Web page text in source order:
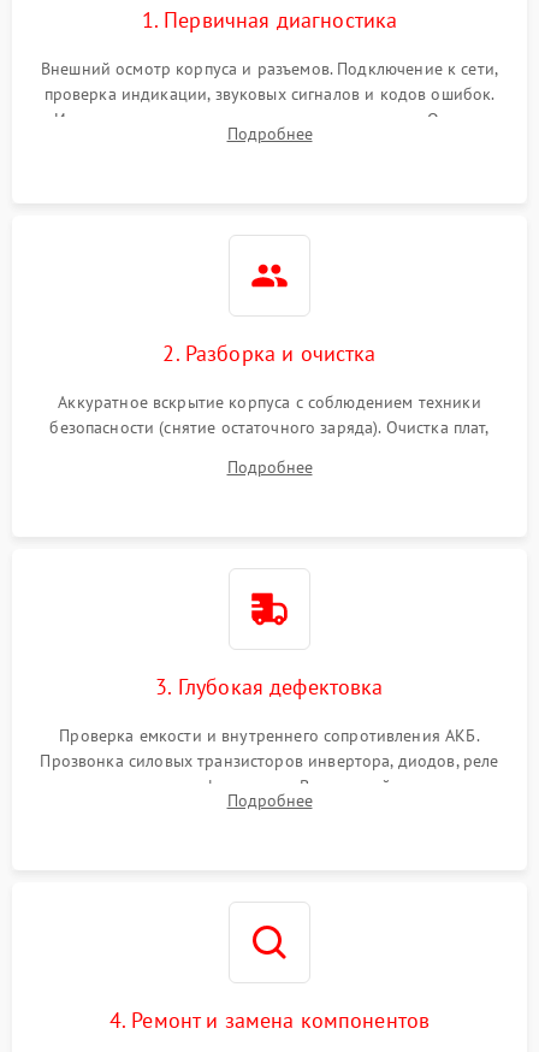
1. Первичная диагностика
Внешний осмотр корпуса и разъемов. Подключение к сети,
проверка индикации, звуковых сигналов и кодов ошибок.
Измерение входного и выходного напряжения. Оценка
реакции ИБП на отключение основного питания без
Подробнее
2. Разборка и очистка
Аккуратное вскрытие корпуса с соблюдением техники
безопасности (снятие остаточного заряда). Очистка плат,
и кистей для предотвращения перегрева и замыканий.
Подробнее
3. Глубокая дефектовка
Проверка емкости и внутреннего сопротивления АКБ.
Прозвонка силовых транзисторов инвертора, диодов, реле
переключения и трансформатора. Визуальный поиск вздутых
конденсаторов и прогаров на печатной плате.
Подробнее
4. Ремонт и замена компонентов